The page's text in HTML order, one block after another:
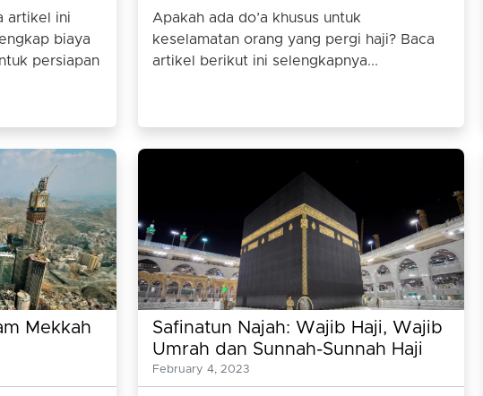
artikel ini
biaya
persiapan
Apakah ada do’a khusus untuk
keselamatan orang yang pergi haji? Baca
artikel berikut ini selengkapnya...
Mekkah
Safinatun Najah: Wajib Haji, Wajib
Umrah dan Sunnah-Sunnah Haji
February 4, 2023